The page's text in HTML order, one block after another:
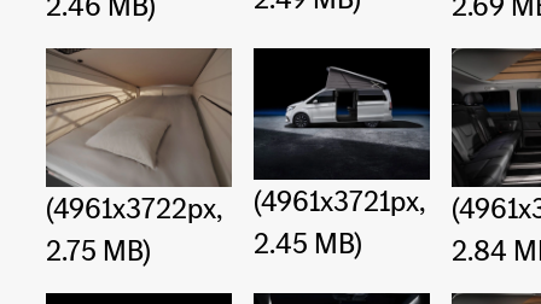
(4961x3722px,
2.75 MB)
(4961x3721px,
2.45 MB)
2.84